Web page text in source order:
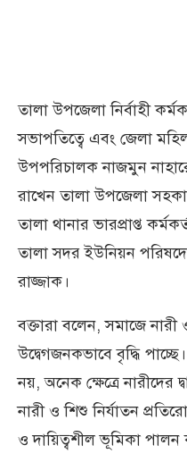
তালা উপজেলা নির্বাহী
সভাপতিত্বে এবং জেলা
উপপরিচালক নাজমুন
রাখেন তালা উপজেলা
তালা থানার ভারপ্রাপ্ত
তালা সদর ইউনিয়ন
রাজ্জাক।
বক্তারা বলেন, সমাজে নারী
উদ্বেগজনকভাবে বৃদ্ধি
নয়, অনেক ক্ষেত্রে নারীদের
নারী ও শিশু নির্যাতন
ও দায়িত্বশীল ভূমিকা পালন